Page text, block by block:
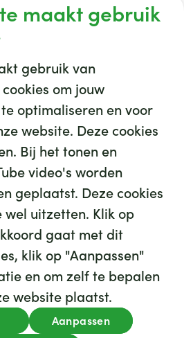
maakt gebruik
gebruik van
om jouw
optimaliseren en voor
website. Deze cookies
Bij het tonen en
video's worden
geplaatst. Deze cookies
wel uitzetten. Klik op
gaat met dit
klik op "Aanpassen"
en om zelf te bepalen
website plaatst.
Aanpassen
GHZ
35 leuke banen voor je
Kijk op werkenbijghz.nl
Privacy
voorwaarden